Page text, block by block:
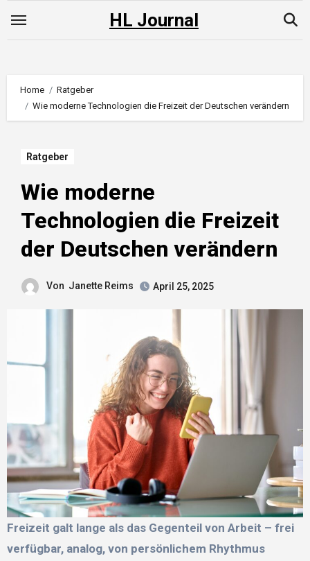
HL Journal
Home
Ratgeber
Wie moderne Technologien die Freizeit der Deutschen verändern
Ratgeber
Wie moderne
Technologien die Freizeit
der Deutschen verändern
Von Janette Reims April 25, 2025
Freizeit galt lange als das Gegenteil von Arbeit – frei
verfügbar, analog, von persönlichem Rhythmus